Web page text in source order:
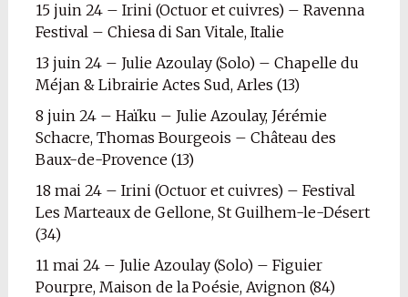
15 juin 24 – Irini (Octuor et cuivres) – Ravenna
Festival – Chiesa di San Vitale, Italie
13 juin 24 – Julie Azoulay (Solo) – Chapelle du
Méjan & Librairie Actes Sud, Arles (13)
8 juin 24 – Haïku – Julie Azoulay, Jérémie
Schacre, Thomas Bourgeois – Château des
Baux-de-Provence (13)
18 mai 24 – Irini (Octuor et cuivres) – Festival
Les Marteaux de Gellone, St Guilhem-le-Désert
(34)
11 mai 24 – Julie Azoulay (Solo) – Figuier
Pourpre, Maison de la Poésie, Avignon (84)